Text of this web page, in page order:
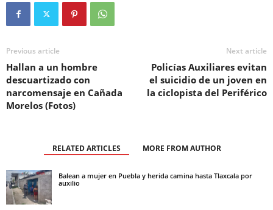
Previous article
Hallan a un hombre
descuartizado con
narcomensaje en Cañada
Morelos (Fotos)
Next article
Policías Auxiliares evitan
el suicidio de un joven en
la ciclopista del Periférico
RELATED ARTICLES MORE FROM AUTHOR
Balean a mujer en Puebla y herida camina hasta Tlaxcala por
auxilio